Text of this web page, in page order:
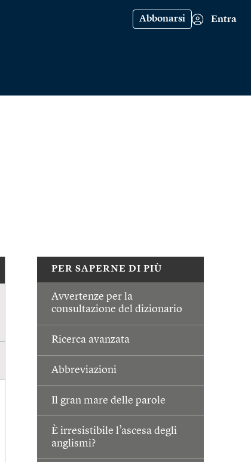
Abbonarsi Entra
PER SAPERNE DI PIÙ
Avvertenze per la
consultazione del dizionario
Ricerca avanzata
Abbreviazioni
Il gran mare delle parole
È irresistibile l’ascesa degli
anglismi?